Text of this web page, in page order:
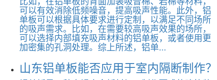
可以有效消除低频噪音，提高吸声性能。此外，铝
单板可以根据具体要求进行定制，以满足不同场所
的吸声需求。比如，在需要较高吸声效果的场所，
可以选择内部填充吸声材料的铝单板，或者使用更
加密集的孔洞处理。综上所述，铝单...
山东铝单板能否应用于室内隔断制作？